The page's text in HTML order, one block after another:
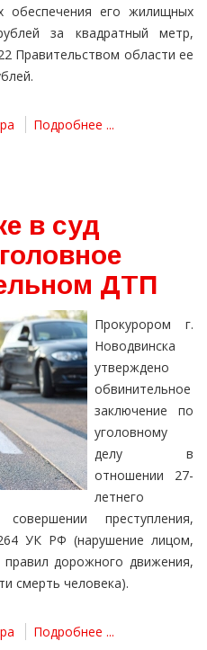
обеспечения его жилищных
за квадратный метр,
Правительством области ее
Подробнее ...
в суд
ДТП
Прокурором г.
Новодвинска
утверждено
обвинительное
заключение по
уголовному
делу в
отношении 27-
летнего
преступления,
УК РФ (нарушение лицом,
дорожного движения,
смерть человека).
Подробнее ...